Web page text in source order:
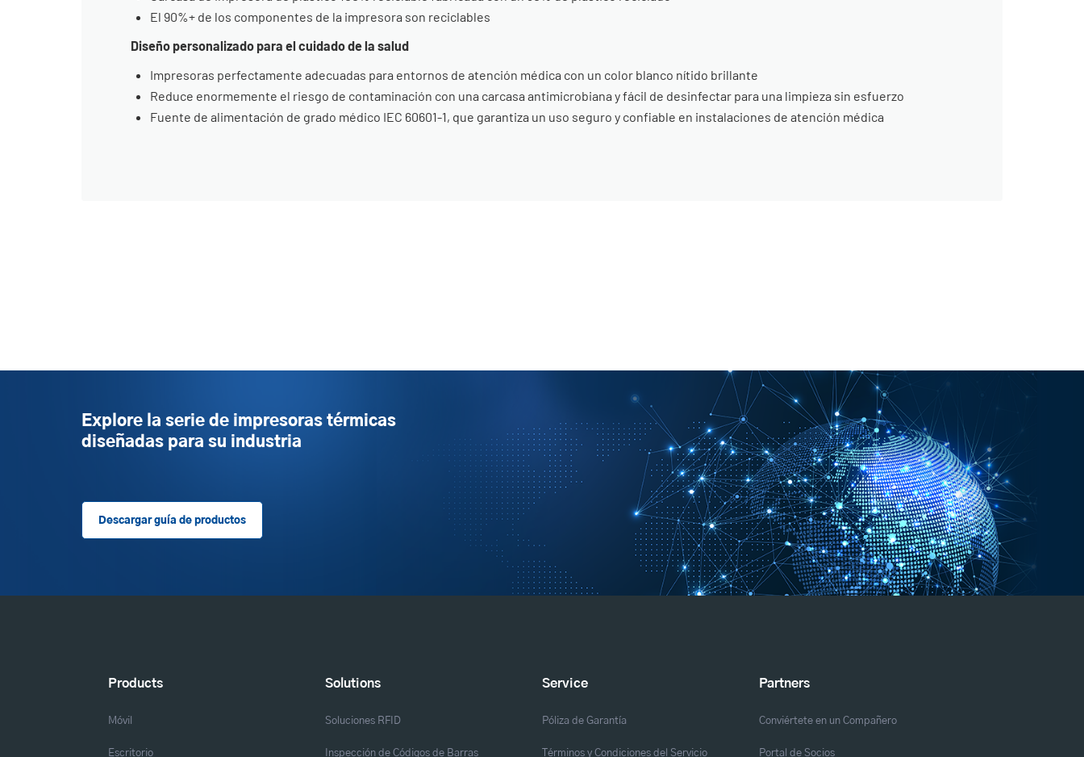
El 90%+ de los componentes de la impresora son reciclables
Diseño personalizado para el cuidado de la salud
Impresoras perfectamente adecuadas para entornos de atención médica con un color blanco nítido brillante
Reduce enormemente el riesgo de contaminación con una carcasa antimicrobiana y fácil de desinfectar para una limpieza sin esfuerzo
Fuente de alimentación de grado médico IEC 60601-1, que garantiza un uso seguro y confiable en instalaciones de atención médica
Explore la serie de impresoras térmicas
diseñadas para su industria
Descargar guía de productos
Products
Móvil
Escritorio
Solutions
Soluciones RFID
Inspección de Códigos de Barras
Service
Póliza de Garantía
Términos y Condiciones del Servicio
Partners
Conviértete en un Compañero
Portal de Socios